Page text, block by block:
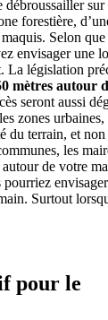
sur
forestière,
Selon
envisager une
La législation
mètres autour
seront aussi
zones
du terrain, et
les
de votre
Surtout
pour le